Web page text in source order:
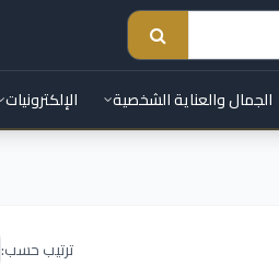
الجمال والعناية الشخصية الإلكترونيات
ترتيب حسب: